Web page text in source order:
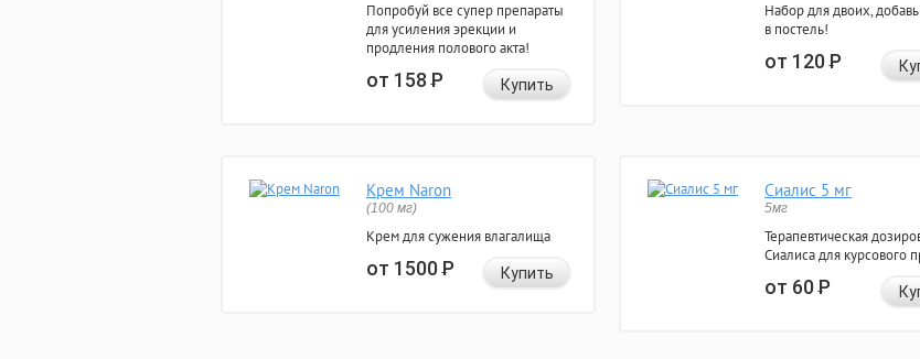
Попробуй все супер препараты
для усиления эрекции и
продления полового акта!
от 158Р Купить
Набор для двоих, добавь
в постель!
от 120Р
Крем Naron
(100 мг)
Крем для сужения влагалища
от 1500Р Купить
Сиалис 5 мг
5мг
Терапевтическая
Сиалиса для курсового
от 60Р